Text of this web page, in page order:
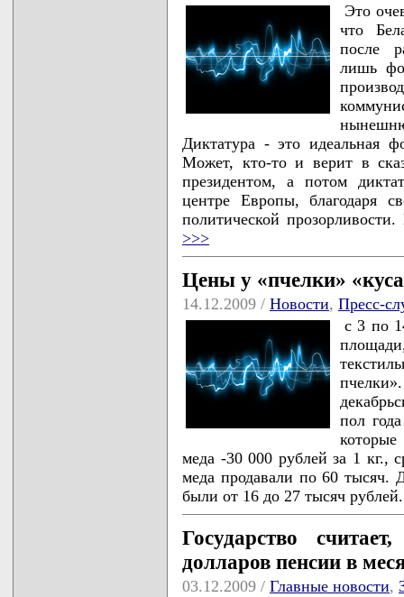
Это
что
после
лишь
Диктатура - это идеальная
Может, кто-то и верит в
президентом, а потом
центре Европы, благодаря
политической
>>>
Цены у «пчелки»
14.12.2009 / Новости, Пресс-
с 3 по
пол
меда -30 000 рублей за 1 кг.,
меда продавали по 60
были от 16 до 27 тысяч
Государство
долларов пенсии в
03.12.2009 / Главные новости,